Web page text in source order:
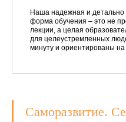
Наша надежная и
форма обучения – это не
лекции, а целая
для целеустремленных
минуту и ориентированы на
Саморазвитие.